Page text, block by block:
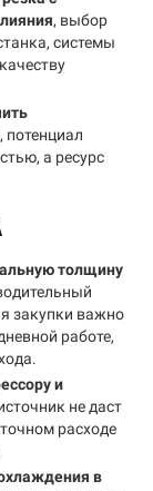
, выбор
системы
, потенциал
а ресурс
толщину
закупки важно
работе,
и
не даст
расходе
в